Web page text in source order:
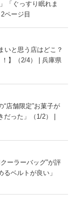
「ぐっすり眠れま
ページ目
と思う店はどこ？
！】（2/4） | 兵庫県
“店舗限定”お菓子が
った」（1/2） |
ーラーバッグ”が評
ベルトが良い」